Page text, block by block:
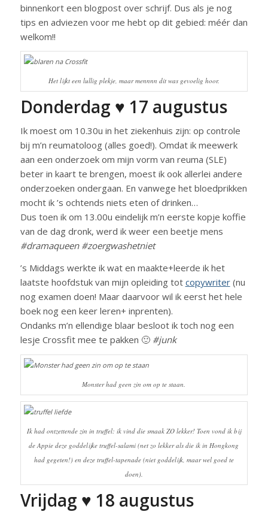
binnenkort een blogpost over schrijf. Dus als je nog
tips en adviezen voor me hebt op dit gebied: méér dan
welkom!!
Het lijkt een lullig plekje, maar mennnn dit was gevoelig hoor.
Donderdag ♥ 17 augustus
Ik moest om 10.30u in het ziekenhuis zijn: op controle
bij m’n reumatoloog (alles goed!). Omdat ik meewerk
aan een onderzoek om mijn vorm van reuma (SLE)
beter in kaart te brengen, moest ik ook allerlei andere
onderzoeken ondergaan. En vanwege het bloedprikken
mocht ik ’s ochtends niets eten of drinken…
Dus toen ik om 13.00u eindelijk m’n eerste kopje koffie
van de dag dronk, werd ik weer een beetje mens
#dramaqueen #zoergwashetniet
’s Middags werkte ik wat en maakte+leerde ik het
laatste hoofdstuk van mijn opleiding tot copywriter(nu
nog examen doen! Maar daarvoor wil ik eerst het hele
boek nog een keer leren+ inprenten).
Ondanks m’n ellendige blaar besloot ik toch nog een
lesje Crossfit mee te pakken 🙂 #junk
Monster had geen zin om op te staan.
Ik had ontzettende zin in truffel: ik vind die smaak ZO lekker! Toen vond ik bij
de Appie deze goddelijke truffel-salami (net zo lekker als die ik in Hongkong
had gegeten!) en deze truffel-tapenade (niet goddelijk, maar wel goed te
doen).
Vrijdag ♥ 18 augustus